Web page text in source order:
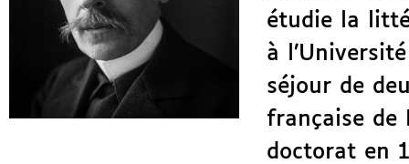
étudie la
à
séjour de
française de
doctorat en